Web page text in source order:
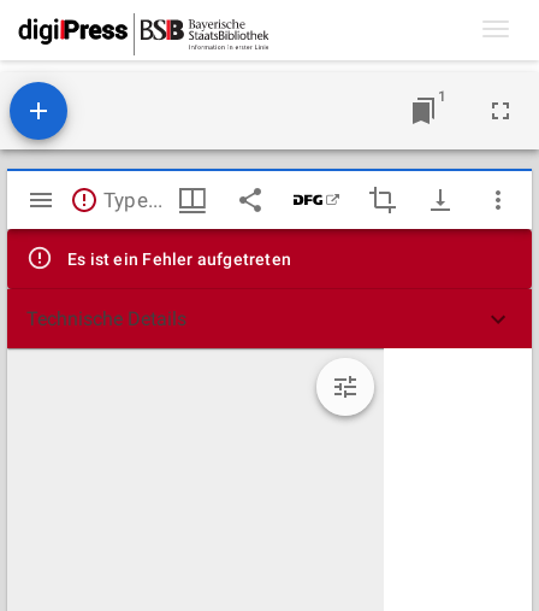
1
Mirador
Viewer
TypeError: Failed to fetch
Es ist ein Fehler aufgetreten
Technische Details